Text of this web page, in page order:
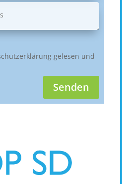
gelesen und
Senden